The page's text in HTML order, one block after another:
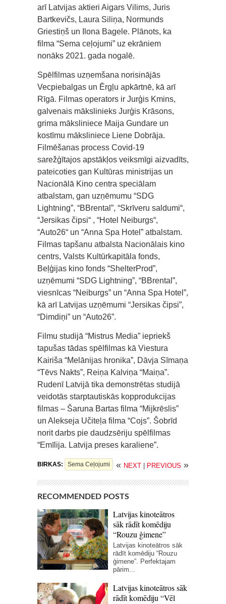
arī Latvijas aktieri Aigars Vilims, Juris
Bartkevičs, Laura Siliņa, Normunds
Griestiņš un Ilona Bagele. Plānots, ka
filma “Sema ceļojumi” uz ekrāniem
nonāks 2021. gada nogalē.
Spēlfilmas uzņemšana norisinājās
Vecpiebalgas un Ērgļu apkārtnē, kā arī
Rīgā. Filmas operators ir Jurģis Kmins,
galvenais mākslinieks Jurģis Krāsons,
grima māksliniece Maija Gundare un
kostīmu māksliniece Liene Dobrāja.
Filmēšanas process Covid-19
sarežģītajos apstākļos veiksmīgi aizvadīts,
pateicoties gan Kultūras ministrijas un
Nacionālā Kino centra speciālam
atbalstam, gan uzņēmumu “SDG
Lightning”, “BBrental”, “Skrīveru saldumi“,
“Jersikas čipsi“ , “Hotel Neiburgs“,
“Auto26“ un “Anna Spa Hotel” atbalstam.
Filmas tapšanu atbalsta Nacionālais kino
centrs, Valsts Kultūrkapitāla fonds,
Beļģijas kino fonds “ShelterProd”,
uzņēmumi “SDG Lightning”, “BBrental”,
viesnīcas “Neiburgs” un “Anna Spa Hotel”,
kā arī Latvijas uzņēmumi “Jersikas čipsi”,
“Dimdiņi” un “Auto26”.
Filmu studijā “Mistrus Media” iepriekš
tapušas tādas spēlfilmas kā Viestura
Kairiša “Melānijas hronika”, Dāvja Sīmaņa
“Tēvs Nakts”, Reiņa Kalviņa “Maiņa”.
Rudenī Latvijā tika demonstrētas studijā
veidotās starptautiskās kopprodukcijas
filmas – Šaruna Bartas filma “Mijkrēslis”
un Alekseja Učiteļa filma “Cojs”. Šobrīd
norit darbs pie daudzsēriju spēlfilmas
“Emīlija. Latvija preses karaliene”.
BIRKAS: Sema Ceļojumi « NEXT PREVIOUS »
RECOMMENDED POSTS
Latvijas kinoteātros
sāk rādīt komēdiju
“Rouzu ģimene”
Latvijas kinoteātros sāk
rādīt komēdiju “Rouzu
ģimene”. Perfektajam
pārim...
Latvijas kinoteātros sāk
rādīt komēdiju “Vēl